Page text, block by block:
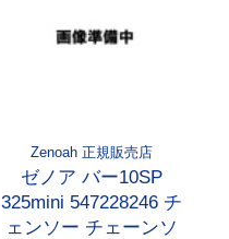
Zenoah 正規販売店
ゼノア バー10SP
325mini 547228246 チ
ェンソー チェーンソ